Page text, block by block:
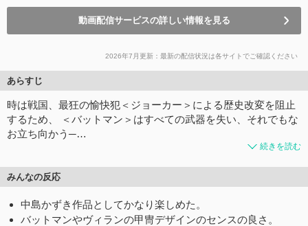
動画配信サービスの詳しい情報を見る
2026年7月更新：最新の配信状況は各サイトでご確認ください
あらすじ
時は戦国、最狂の愉快犯＜ジョーカー＞による歴史改変を阻止
するため、 ＜バットマン＞はすべての武器を失い、それでもな
お立ち向かう─…
続きを読む
みんなの反応
中島かずき作品としてかなり楽しめた。
バットマンやヴィランの甲冑デザインのセンスの良さ。